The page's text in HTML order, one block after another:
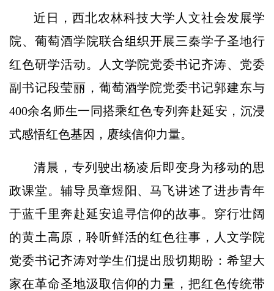
近日，西北农林科技大学人文社会发展学
院、葡萄酒学院联合组织开展三秦学子圣地行
红色研学活动。人文学院党委书记齐涛、党委
副书记段莹丽，葡萄酒学院党委书记郭建东与
400余名师生一同搭乘红色专列奔赴延安，沉浸
式感悟红色基因，赓续信仰力量。
清晨，专列驶出杨凌后即变身为移动的思
政课堂。辅导员章煜阳、马飞讲述了进步青年
于蓝千里奔赴延安追寻信仰的故事。穿行壮阔
的黄土高原，聆听鲜活的红色往事，人文学院
党委书记齐涛对学生们提出殷切期盼：希望大
家在革命圣地汲取信仰的力量，把红色传统带